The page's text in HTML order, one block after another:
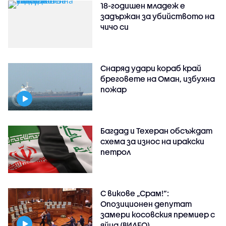
18-годишен младеж е
задържан за убийството на
чичо си
Снаряд удари кораб край
бреговете на Оман, избухна
пожар
Багдад и Техеран обсъждат
схема за износ на иракски
петрол
С викове „Срам!“:
Опозиционен депутат
замери косовския премиер с